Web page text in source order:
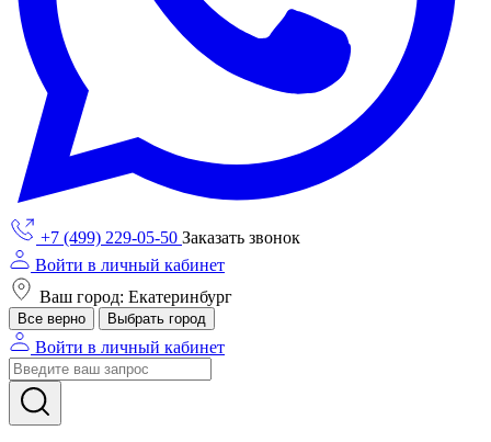
+7 (499) 229-05-50 Заказать звонок
Войти в личный кабинет
Ваш город: Екатеринбург
Все верно Выбрать город
Войти в личный кабинет